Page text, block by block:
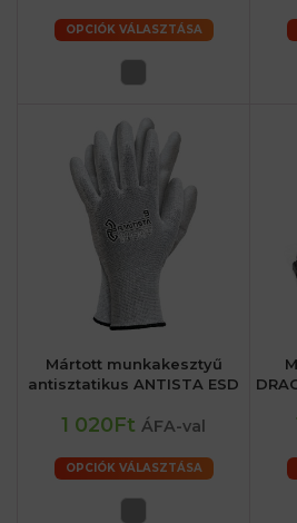
OPCIÓK VÁLASZTÁSA
Mártott munkakesztyű
antisztatikus ANTISTA ESD
1 020Ft ÁFA-val
OPCIÓK VÁLASZTÁSA